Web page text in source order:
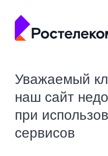
Уважаемый
наш сайт
при
сервисов